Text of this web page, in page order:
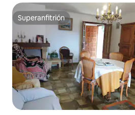
Superanfitrión
Superanfitrión